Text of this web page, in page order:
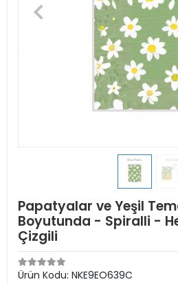
Papatyalar ve Yeşil
Boyutunda - Spiralli -
Çizgili
Ürün Kodu: NKE9EO639C